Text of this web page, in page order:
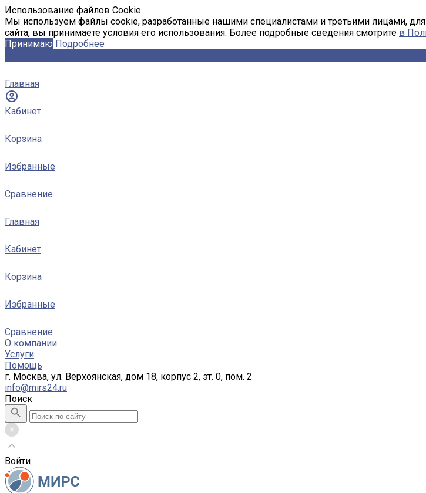
Использование файлов Cookie
Мы используем файлы cookie, разработанные нашими специалистами и третьими лицами,
сайта, вы принимаете условия его использования. Более подробные сведения смотрите в
Принимаю Подробнее
Главная
Кабинет
Корзина
Избранные
Сравнение
Главная
Кабинет
Корзина
Избранные
Сравнение
О компании
Услуги
Помощь
г. Москва, ул. Верхоянская, дом 18, корпус 2, эт. 0, пом. 2
info@mirs24.ru
Поиск
Войти